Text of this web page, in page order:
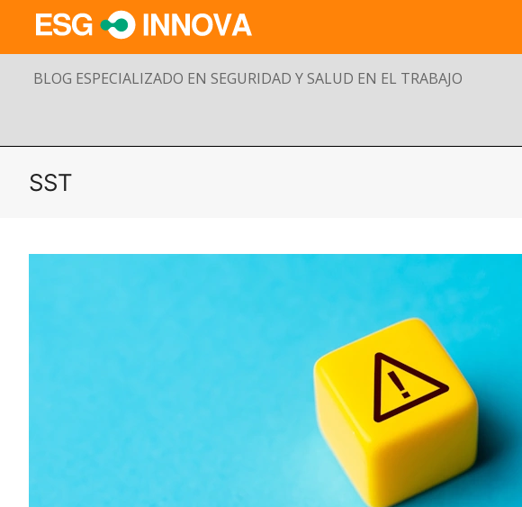
BLOG ESPECIALIZADO EN SEGURIDAD Y SALUD EN EL TRABAJO
SST